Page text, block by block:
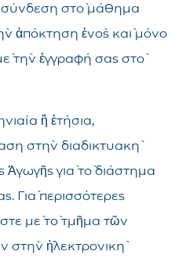
στὸ μάθημα
ἀπόκτηση ἑνὸς καὶ μόνο
τὴν ἐγγραφή σας στὸ
ἢ ἐτήσια,
στὴν διαδικτυακὴ
Ἀγωγῆς γιὰ τὸ διάστημα
Γιὰ περισσότερες
μὲ τὸ τμῆμα τῶν
στὴν ἠλεκτρονικὴ